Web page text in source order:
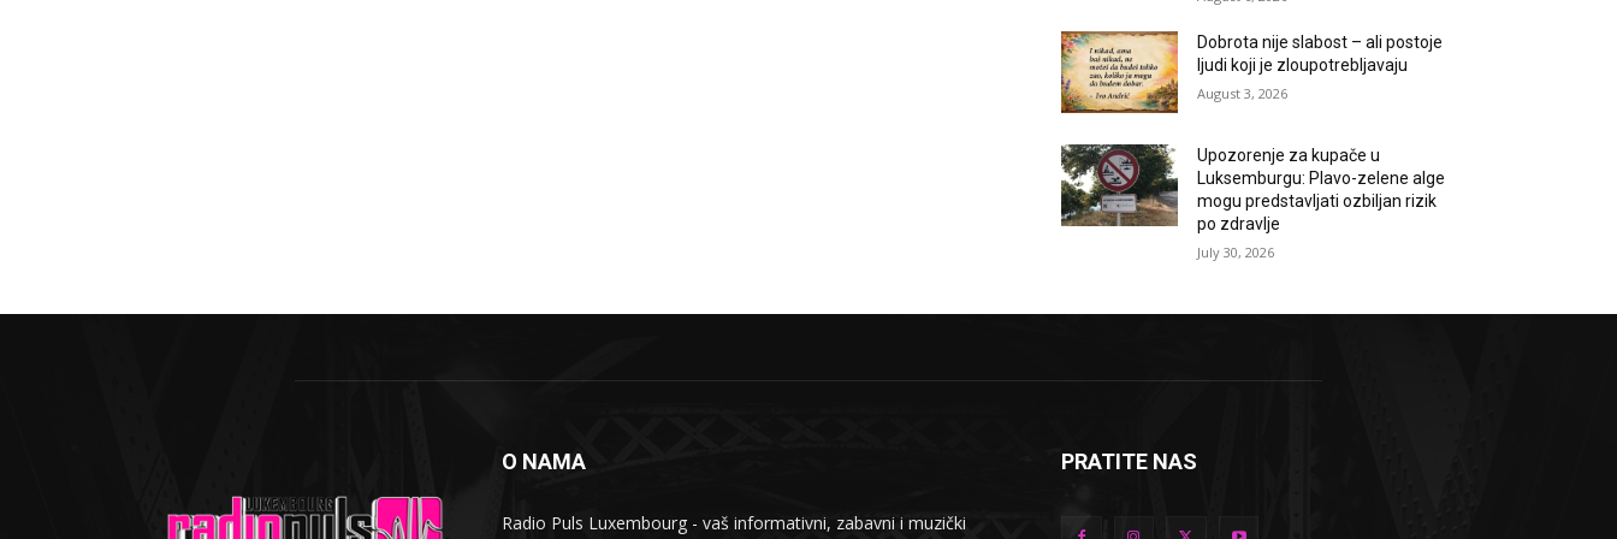
Dobrota nije slabost – ali postoje
ljudi koji je zloupotrebljavaju
August 3, 2026
Upozorenje za kupače u
Luksemburgu: Plavo-zelene alge
mogu predstavljati ozbiljan rizik
po zdravlje
July 30, 2026
O NAMA
Radio Puls Luxembourg - vaš informativni, zabavni i muzički
PRATITE NAS